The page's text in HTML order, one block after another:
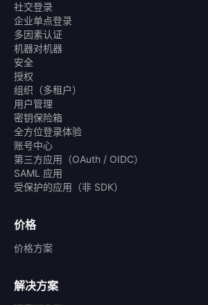
社交登录
企业单点登录
多因素认证
机器对机器
安全
授权
组织（多租户）
用户管理
密钥保险箱
全方位登录体验
账号中心
第三方应用（OAuth / OIDC）
SAML 应用
受保护的应用（非 SDK）
价格
价格方案
解决方案